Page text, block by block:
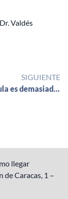
Valdés
SIGUIENTE
Mi mandíbula es demasiado ancha, ¿tiene solución?
llegar
de Caracas, 1 –